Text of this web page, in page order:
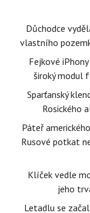
Důchodce
vlastního
Fejkové
široký modul
Sparťanský
Rosického
Páteř
Rusové potkat
Klíček vedle
jeho
Letadlu se